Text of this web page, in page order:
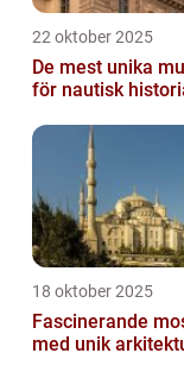
22 oktober 2025
De mest unika
för nautisk
18 oktober 2025
Fascinerande
med unik